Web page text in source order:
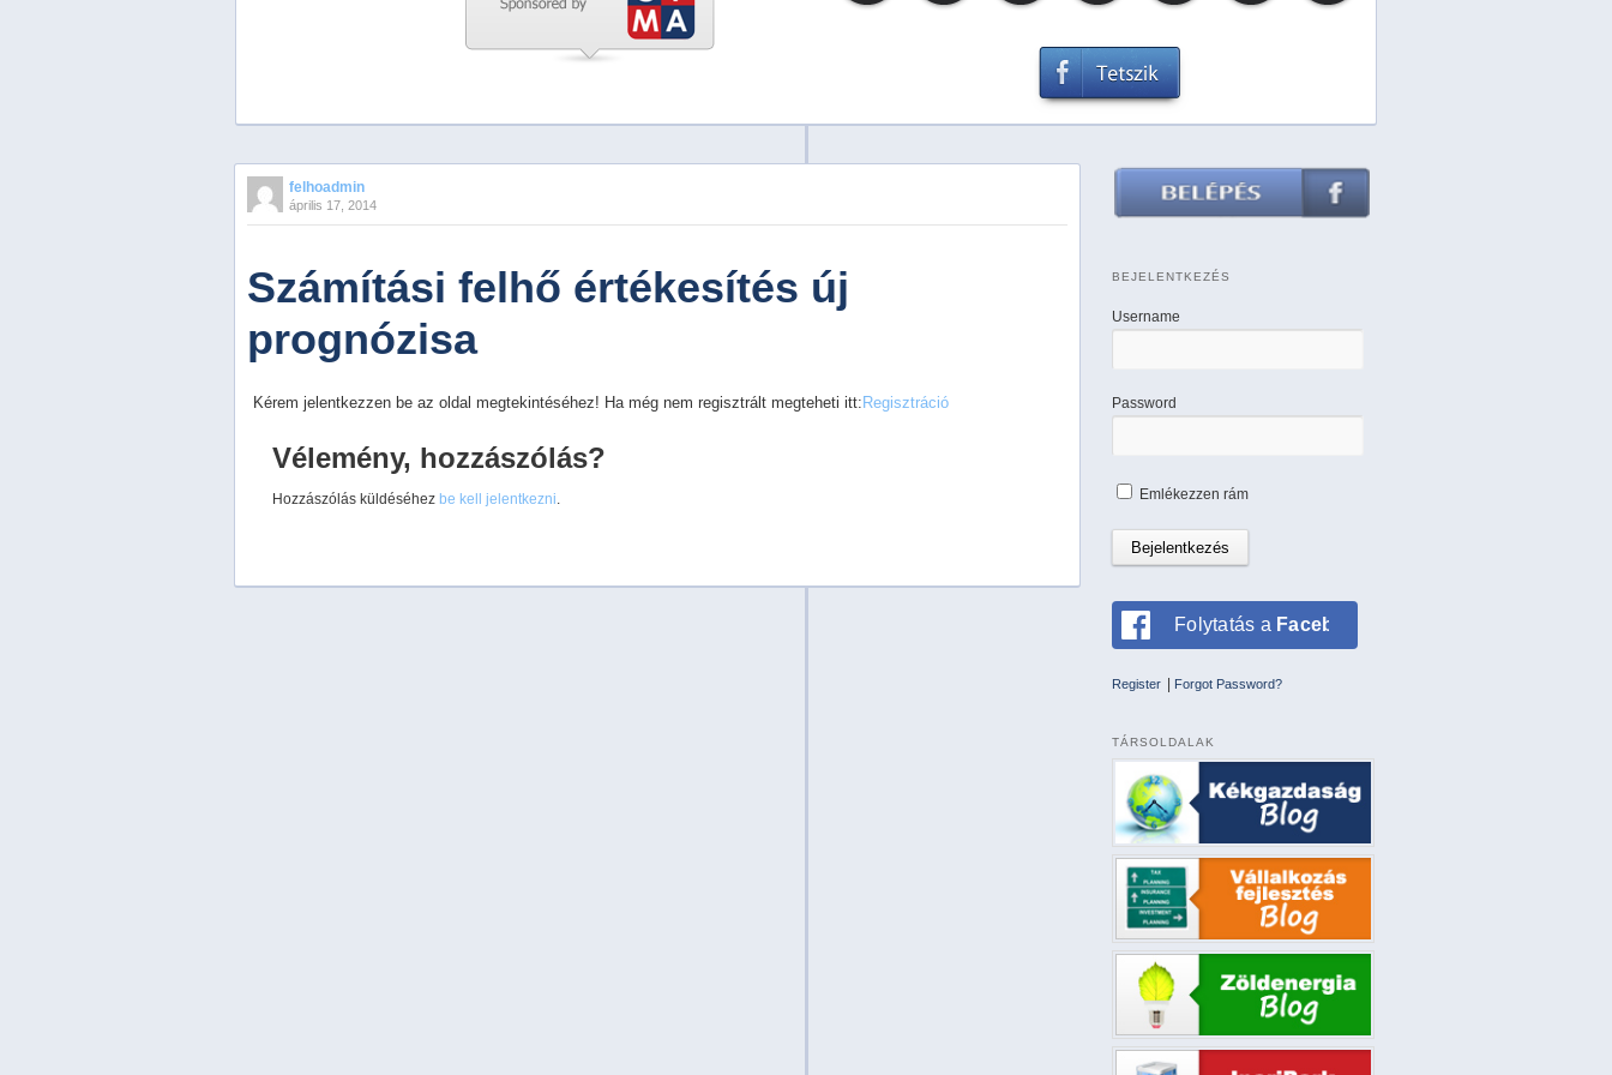
PreviousNextStop
2
5
felhoadmin
április 17, 2014
Számítási felhő értékesítés új
prognózisa
Kérem jelentkezzen be az oldal megtekintéséhez! Ha még nem regisztrált megteheti itt:Regisztráció
Vélemény, hozzászólás?
Hozzászólás küldéséhezbe kell jelentkezni.
BEJELENTKEZÉS
Username
Password
Emlékezzen rám
Folytatás a Facebookkal
Register Forgot Password?
TÁRSOLDALAK